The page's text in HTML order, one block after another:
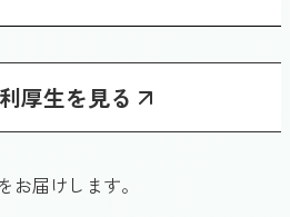
厚生を見る
お届けします。